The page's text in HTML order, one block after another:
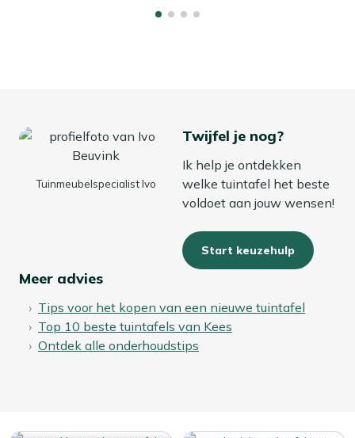
bespaar je jezelf schoonmaakwerk in het voorjaar.
Tuinmeubelspecialist Ivo
Twijfel je nog?
Ik help je ontdekken
welke tuintafel het beste
voldoet aan jouw wensen!
Start keuzehulp
Meer advies
Tips voor het kopen van een nieuwe tuintafel
Top 10 beste tuintafels van Kees
Ontdek alle onderhoudstips